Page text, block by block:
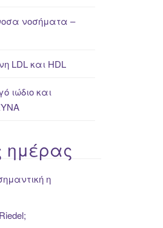
νοσήματα –
LDL και HDL
ιώδιο και
ημέρας
η